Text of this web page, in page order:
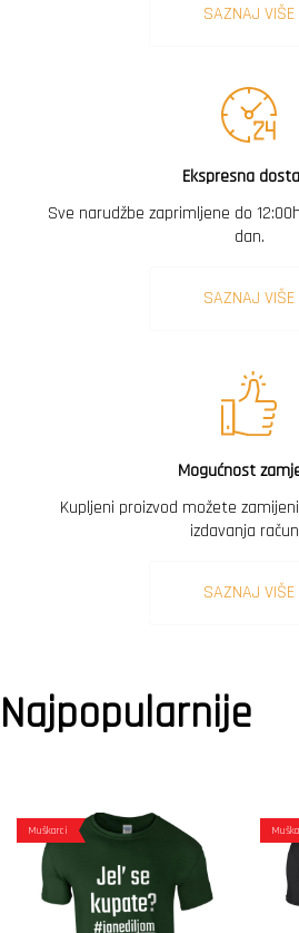
SAZNAJ VIŠE
Ekspresna
Sve narudžbe zaprimljene do
dan.
SAZNAJ VIŠE
Mogućnost
Kupljeni proizvod možete
izdavanja
SAZNAJ VIŠE
Najpopularnije
Muškarci